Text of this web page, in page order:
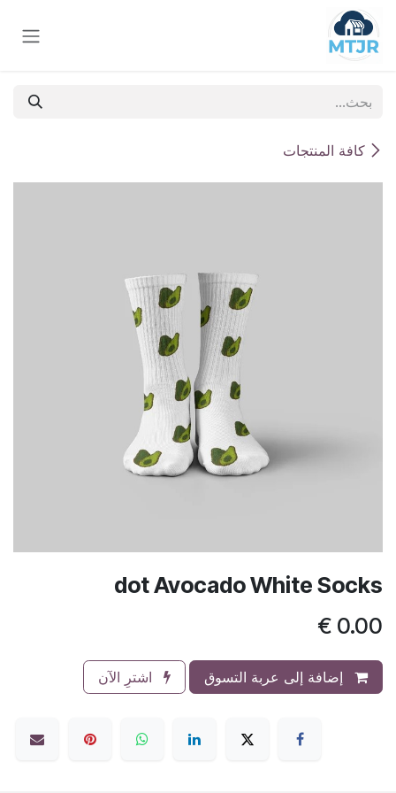
تخطي للذهاب إلى المحتوى
كافة المنتجات
dot Avocado White Socks
0.00
€
إضافة إلى عربة التسوق اشترِ الآن